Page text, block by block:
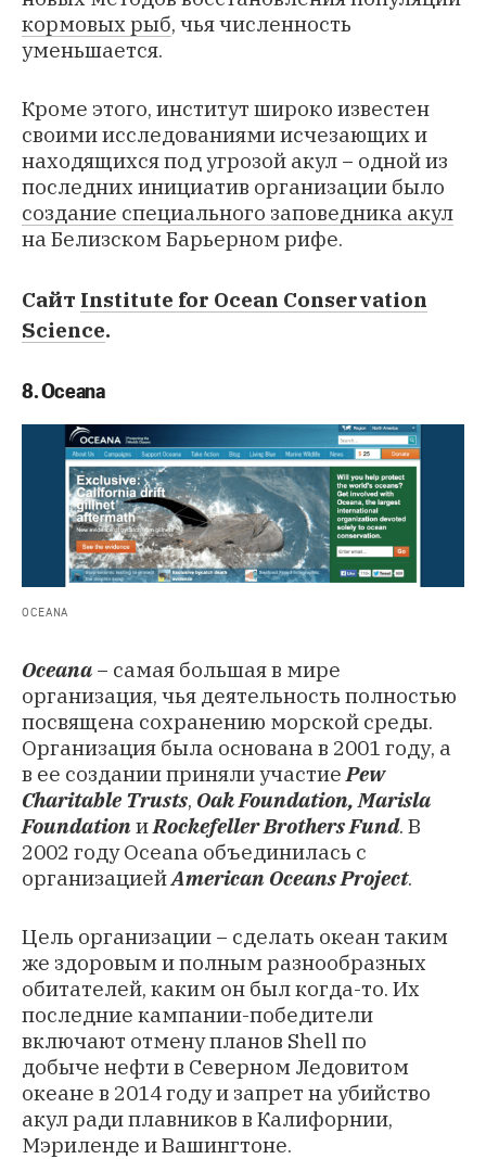
кормовых рыб, чья численность
уменьшается.
Кроме этого, институт широко известен
своими исследованиями исчезающих и
находящихся под угрозой акул − одной из
последних инициатив организации было
создание специального заповедника акул
на Белизском Барьерном рифе.
Сайт Institute for Ocean Conservation
Science.
8. Oceana
OCEANA
Oceana − самая большая в мире
организация, чья деятельность полностью
посвящена сохранению морской среды.
Организация была основана в 2001 году, а
в ее создании приняли участие Pew
Charitable Trusts, Oak Foundation, Marisla
Foundationи Rockefeller Brothers Fund. В
2002 году Oceana объединилась с
организациейAmerican Oceans Project.
Цель организации − сделать океан таким
же здоровым и полным разнообразных
обитателей, каким он был когда-то. Их
последние кампании-победители
включают отмену планов Shell по
добыче нефти в Северном Ледовитом
океане в 2014 году и запрет на убийство
акулради плавников в Калифорнии,
Мэриленде и Вашингтоне.